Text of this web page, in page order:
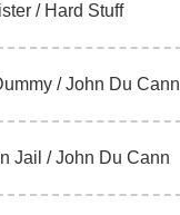
/ Hard Stuff
/ John Du Cann
Jail / John Du Cann